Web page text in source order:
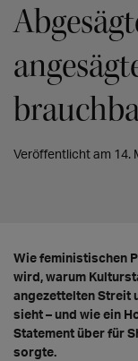
Veröffentlicht am 14.
Wie feministischen
wird, warum
angezettelten Streit
sieht – und wie ein
Statement über für
sorgte.